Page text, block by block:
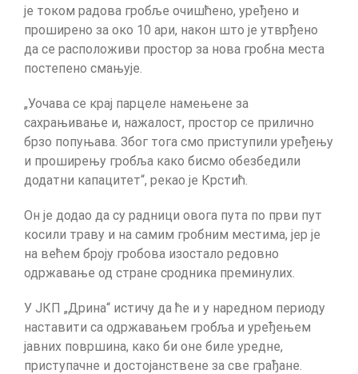
је током радова гробље очишћено, уређено и
проширено за око 10 ари, након што је утврђено
да се расположиви простор за нова гробна места
постепено смањује.
„Уочава се крај парцеле намењене за
сахрањивање и, нажалост, простор се прилично
брзо попуњава. Због тога смо приступили уређењу
и проширењу гробља како бисмо обезбедили
додатни капацитет“, рекао је Крстић.
Он је додао да су радници овога пута по први пут
косили траву и на самим гробним местима, јер је
на већем броју гробова изостало редовно
одржавање од стране сродника преминулих.
У ЈКП „Дрина“ истичу да ће и у наредном периоду
наставити са одржавањем гробља и уређењем
јавних површина, како би оне биле уредне,
приступачне и достојанствене за све грађане.